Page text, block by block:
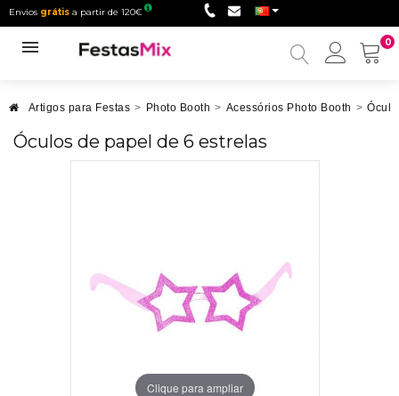
Envios grátis a partir de 120€
0
Minha
Artigos para Festas > Photo Booth > Acessórios Photo Booth >
Óculos de papel de 6 estrelas
Clique para ampliar